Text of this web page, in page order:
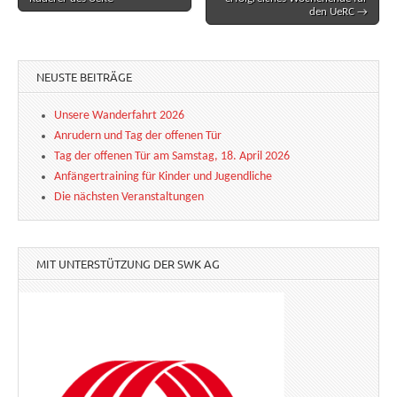
den UeRC →
NEUSTE BEITRÄGE
Unsere Wanderfahrt 2026
Anrudern und Tag der offenen Tür
Tag der offenen Tür am Samstag, 18. April 2026
Anfängertraining für Kinder und Jugendliche
Die nächsten Veranstaltungen
MIT UNTERSTÜTZUNG DER SWK AG